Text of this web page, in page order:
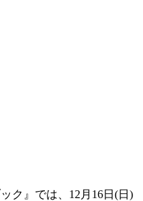
ク』では、12月16日(日)